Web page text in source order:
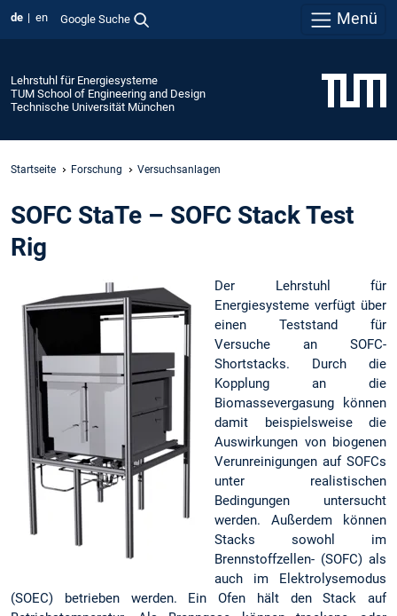
de en Google Suche Menü
Lehrstuhl für Energiesysteme
TUM School of Engineering and Design
Technische Universität München
Startseite Forschung Versuchsanlagen
SOFC StaTe – SOFC Stack Test
Rig
Der Lehrstuhl für
Energiesysteme verfügt über
einen Teststand für
Versuche an SOFC-
Shortstacks. Durch die
Kopplung an die
Biomassevergasung können
damit beispielsweise die
Auswirkungen von biogenen
Verunreinigungen auf SOFCs
unter realistischen
Bedingungen untersucht
werden. Außerdem können
Stacks sowohl im
Brennstoffzellen- (SOFC) als
auch im Elektrolysemodus
(SOEC) betrieben werden. Ein Ofen hält den Stack auf